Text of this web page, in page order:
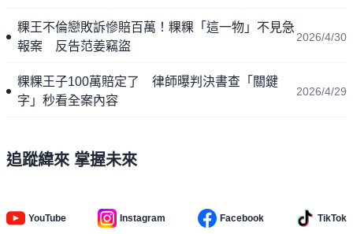
粿王不倫戀敗訴慘賠百萬！粿粿「這一物」不見急
報案 反告范姜竊盜
2026/4/30
粿粿王子100萬賠定了 律師曝判決書查「關鍵
字」秒看全案內容
2026/4/29
追蹤緯來 掌握未來
YouTube Instagram Facebook TikTok